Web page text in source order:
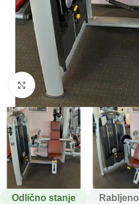
Kliknite za povečavo
Odlično stanje Rabljeno